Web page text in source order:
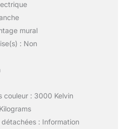
mural
: Non
couleur : 3000 Kelvin
: Information